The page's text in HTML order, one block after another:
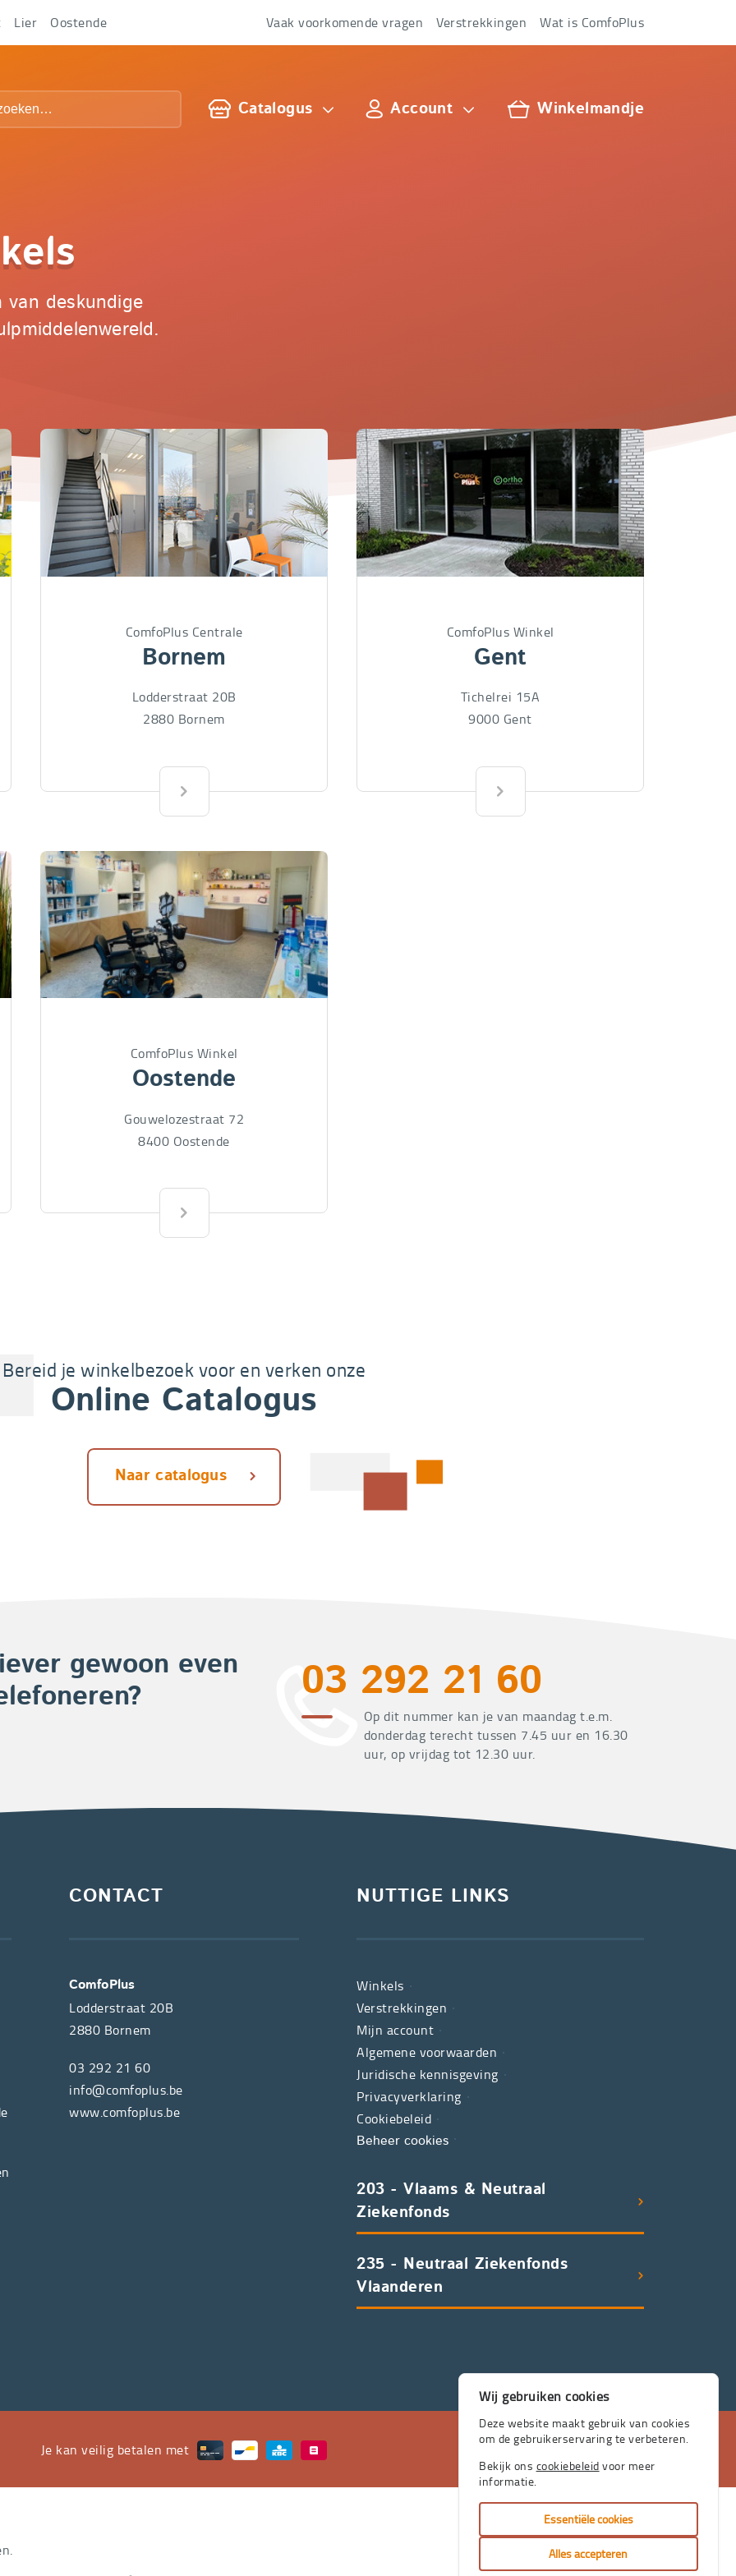
van deskundige
Lier Oostende
Over
Vaak voorkomende vragen Verstrekkingen Wat is ComfoPlus
Catalogus Account Winkelmandje
ComfoPlus Centrale
Bornem
Lodderstraat 20B
2880 Bornem
ComfoPlus Winkel
Gent
Tichelrei 15A
9000 Gent
ComfoPlus Winkel
Oostende
Gouwelozestraat 72
8400 Oostende
Bereid je winkelbezoek voor en verken onze
Online Catalogus
Naar catalogus
gewoon even
03 292 21 60
Op dit nummer kan je van maandag t.e.m.
donderdag terecht tussen 7.45 uur en 16.30
uur, op vrijdag tot 12.30 uur.
CONTACT
ComfoPlus
Lodderstraat 20B
2880 Bornem
03 292 21 60
info@comfoplus.be
www.comfoplus.be
NUTTIGE LINKS
Winkels
Verstrekkingen
Mijn account
Algemene voorwaarden
Juridische kennisgeving
Privacyverklaring
Cookiebeleid
Beheer cookies
203 - Vlaams & Neutraal
Ziekenfonds
235 - Neutraal Ziekenfonds
Vlaanderen
Je kan veilig betalen met
Handcrafted
Wij gebruiken cookies
Deze website maakt gebruik van cookies
om de gebruikerservaring te verbeteren.
Bekijk ons cookiebeleid voor meer
informatie.
Essentiële cookies
Alles accepteren